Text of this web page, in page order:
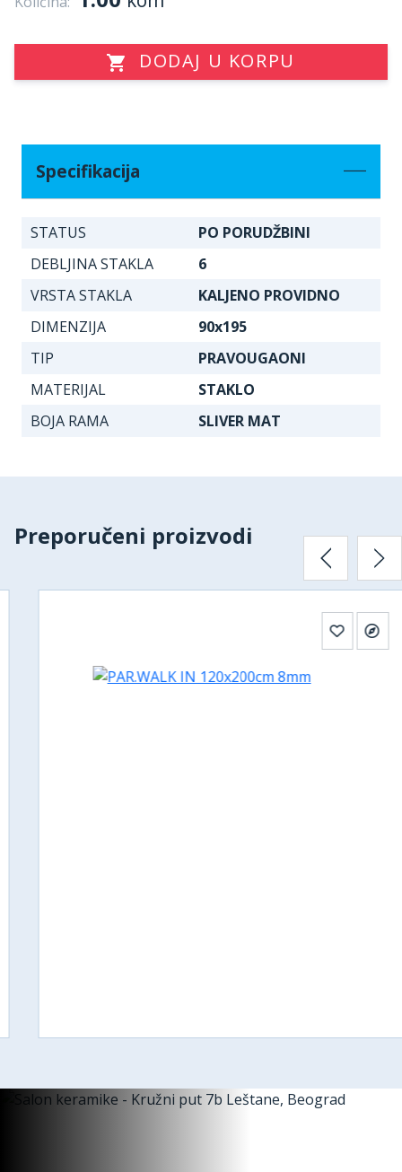
DODAJ U KORPU
Specifikacija
STATUS
PO PORUDŽBINI
DEBLJINA STAKLA
6
VRSTA STAKLA
KALJENO PROVIDNO
DIMENZIJA
90x195
TIP
PRAVOUGAONI
MATERIJAL
STAKLO
BOJA RAMA
SLIVER MAT
Preporučeni proizvodi